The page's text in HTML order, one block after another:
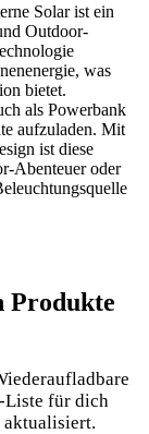
Solar ist ein
Outdoor-
was
bietet.
als Powerbank
aufzuladen. Mit
ist diese
Abenteuer oder
Produkte
Liste⁣ für dich
aktualisiert.